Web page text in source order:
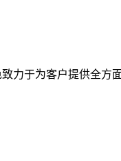
力于为客户提供全方